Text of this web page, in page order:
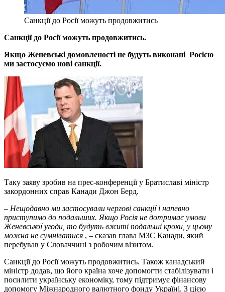
Санкції до Росії можуть продовжитись
Санкції до Росії можуть продовжитись.
Якщо Женевські домовленості не будуть виконані Росією
ми застосуємо нові санкції.
Таку заяву зробив на прес-конференції у Братиславі міністр
закордонних справ Канади Джон Берд.
– Нещодавно ми застосували чергові санкції і напевно
приступимо до подальших. Якщо Росія не дотримає умови
Женевської угоди, то будуть вжиті подальші кроки, у цьому
можна не сумніватися , – сказав глава МЗС Канади, який
перебував у Словаччині з робочим візитом.
Санкції до Росії можуть продовжитись. Також канадський
міністр додав, що його країна хоче допомогти стабілізувати і
посилити українську економіку, тому підтримує фінансову
допомогу Міжнародного валютного фонду Україні. З цією